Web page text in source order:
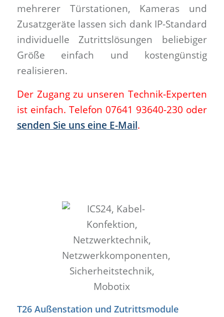
mehrerer Türstationen, Kameras und
Zusatzgeräte lassen sich dank IP-Standard
individuelle Zutrittslösungen beliebiger
Größe einfach und kostengünstig
realisieren.
Der Zugang zu unseren Technik-Experten
ist einfach. Telefon 07641 93640-230 oder
senden Sie uns eine E-Mail.
T26 Außenstation und Zutrittsmodule